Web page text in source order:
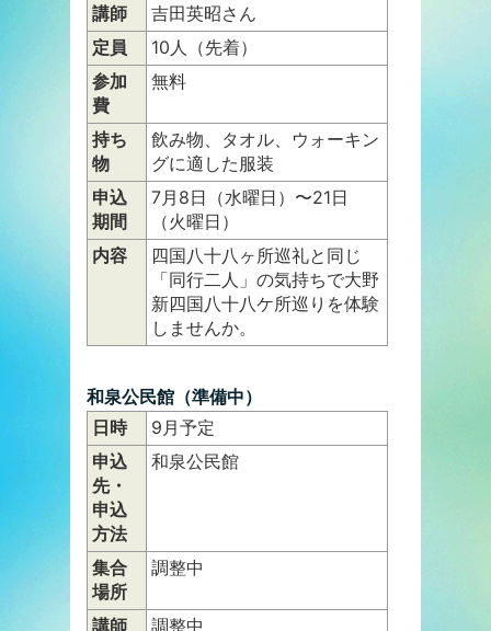
講師
吉田英昭さん
定員
10人（先着）
参加
費
無料
持ち
物
飲み物、タオル、ウォーキン
グに適した服装
申込
期間
7月8日（水曜日）〜21日
（火曜日）
内容
四国八十八ヶ所巡礼と同じ
「同行二人」の気持ちで大野
新四国八十八ケ所巡りを体験
しませんか。
和泉公民館（準備中）
日時
9月予定
申込
先・
申込
方法
和泉公民館
集合
場所
調整中
講師 調整中